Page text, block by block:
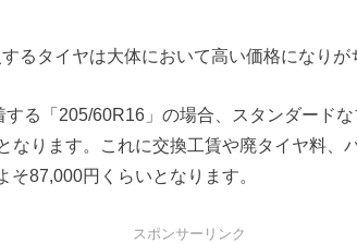
るタイヤは大体において高い価格になりが
る「205/60R16」の場合、スタンダード
なります。これに交換工賃や廃タイヤ料、
そ87,000円くらいとなります。
スポンサーリンク